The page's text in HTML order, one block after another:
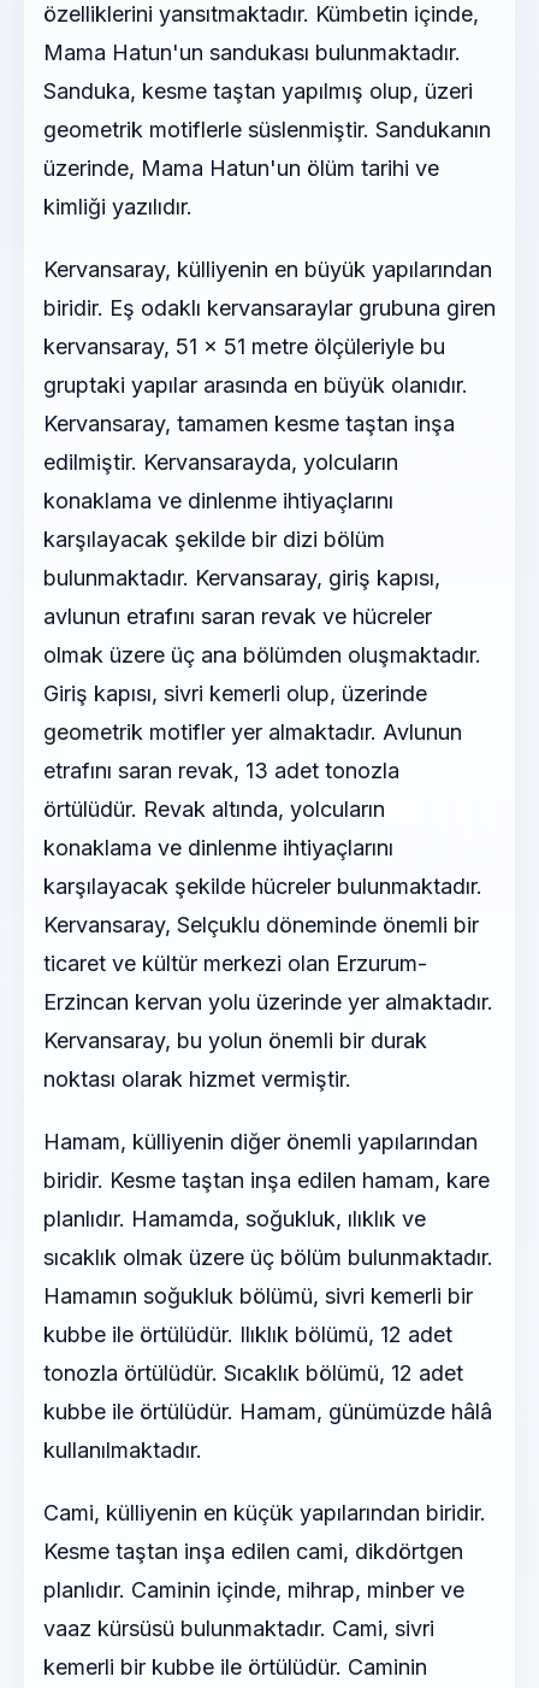
özelliklerini yansıtmaktadır. Kümbetin içinde,
Mama Hatun'un sandukası bulunmaktadır.
Sanduka, kesme taştan yapılmış olup, üzeri
geometrik motiflerle süslenmiştir. Sandukanın
üzerinde, Mama Hatun'un ölüm tarihi ve
kimliği yazılıdır.
Kervansaray, külliyenin en büyük yapılarından
biridir. Eş odaklı kervansaraylar grubuna giren
kervansaray, 51 × 51 metre ölçüleriyle bu
gruptaki yapılar arasında en büyük olanıdır.
Kervansaray, tamamen kesme taştan inşa
edilmiştir. Kervansarayda, yolcuların
konaklama ve dinlenme ihtiyaçlarını
karşılayacak şekilde bir dizi bölüm
bulunmaktadır. Kervansaray, giriş kapısı,
avlunun etrafını saran revak ve hücreler
olmak üzere üç ana bölümden oluşmaktadır.
Giriş kapısı, sivri kemerli olup, üzerinde
geometrik motifler yer almaktadır. Avlunun
etrafını saran revak, 13 adet tonozla
örtülüdür. Revak altında, yolcuların
konaklama ve dinlenme ihtiyaçlarını
karşılayacak şekilde hücreler bulunmaktadır.
Kervansaray, Selçuklu döneminde önemli bir
ticaret ve kültür merkezi olan Erzurum-
Erzincan kervan yolu üzerinde yer almaktadır.
Kervansaray, bu yolun önemli bir durak
noktası olarak hizmet vermiştir.
Hamam, külliyenin diğer önemli yapılarından
biridir. Kesme taştan inşa edilen hamam, kare
planlıdır. Hamamda, soğukluk, ılıklık ve
sıcaklık olmak üzere üç bölüm bulunmaktadır.
Hamamın soğukluk bölümü, sivri kemerli bir
kubbe ile örtülüdür. Ilıklık bölümü, 12 adet
tonozla örtülüdür. Sıcaklık bölümü, 12 adet
kubbe ile örtülüdür. Hamam, günümüzde hâlâ
kullanılmaktadır.
Cami, külliyenin en küçük yapılarından biridir.
Kesme taştan inşa edilen cami, dikdörtgen
planlıdır. Caminin içinde, mihrap, minber ve
vaaz kürsüsü bulunmaktadır. Cami, sivri
kemerli bir kubbe ile örtülüdür. Caminin